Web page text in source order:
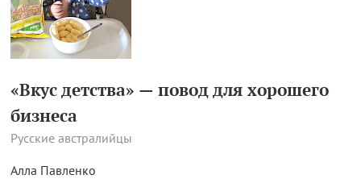
«Вкус детства» — повод для хорошего
бизнеса
Русские австралийцы
Алла Павленко